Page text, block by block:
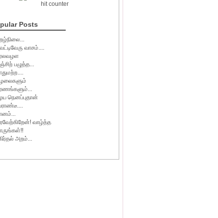
hit counter
Posts
வாசம்....
பழுத்த...
நெனப்புதான்
வாழ்த்த
அறம்...